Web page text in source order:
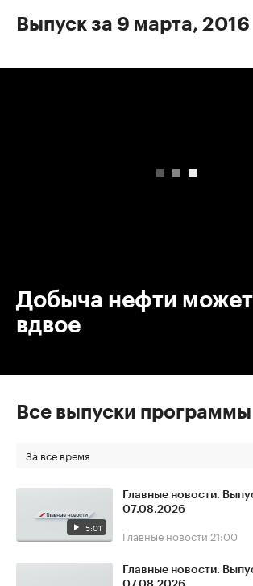
Выпуск за 9 марта, 2016
Добыча нефти может
вдвое
Все выпуски программы
За все время
5:01
Главные новости.
07.08.2026
Главные новости 21:00
Главные новости.